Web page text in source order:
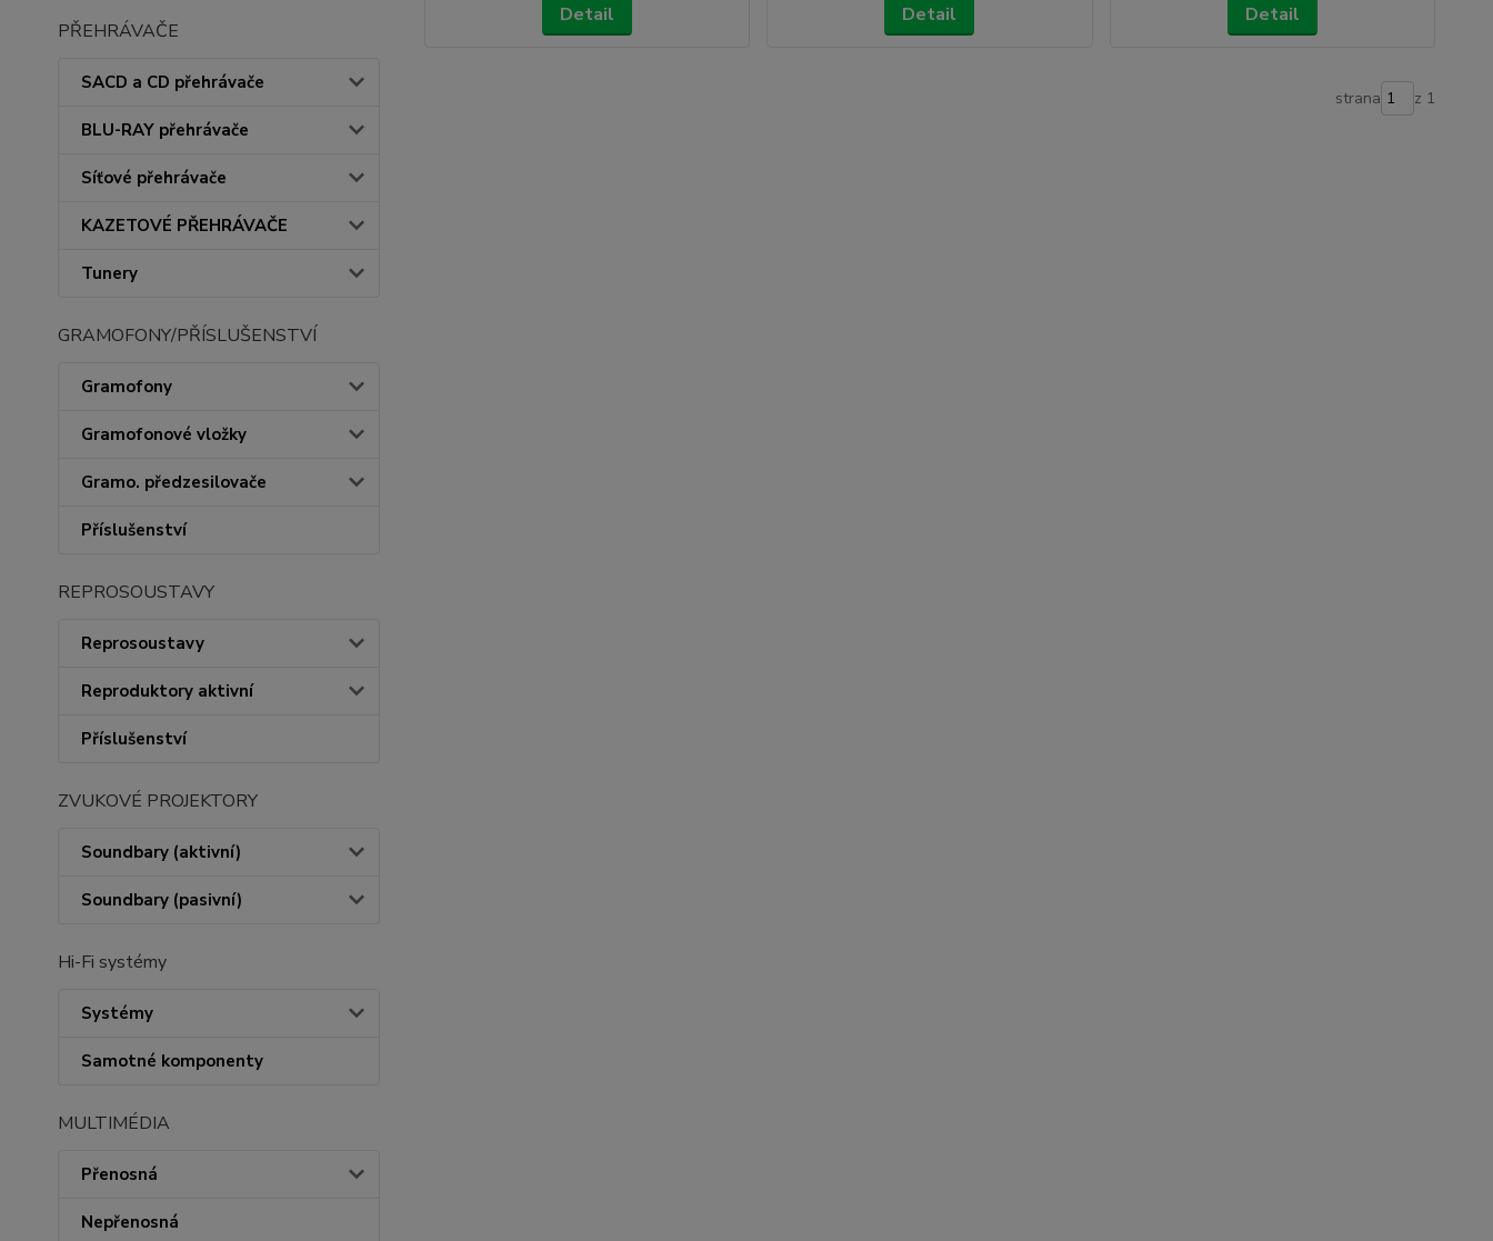
PŘEHRÁVAČE
SACD a CD přehrávače
BLU-RAY přehrávače
Síťové přehrávače
KAZETOVÉ PŘEHRÁVAČE
Tunery
GRAMOFONY/PŘÍSLUŠENSTVÍ
Gramofony
Gramofonové vložky
Gramo. předzesilovače
Příslušenství
REPROSOUSTAVY
Reprosoustavy
Reproduktory aktivní
Příslušenství
ZVUKOVÉ PROJEKTORY
Soundbary (aktivní)
Soundbary (pasivní)
Hi-Fi systémy
Systémy
Samotné komponenty
MULTIMÉDIA
Přenosná
Nepřenosná
Detail Detail Detail
strana z 1